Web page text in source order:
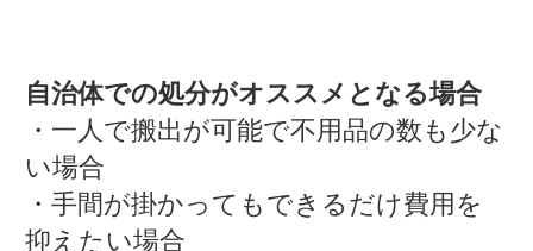
自治体での処分がオススメとなる場合
・一人で搬出が可能で不用品の数も少な
い場合
・手間が掛かってもできるだけ費用を
抑えたい場合